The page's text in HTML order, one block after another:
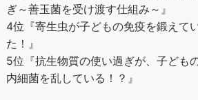
ぎ～善玉菌を受け渡す仕組み～』
4位 『寄生虫が子どもの免疫を鍛えて
た！』
5位 『抗生物質の使い過ぎが、子ども
内細菌を乱している！？』